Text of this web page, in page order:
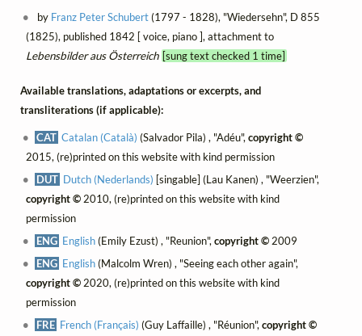
by Franz Peter Schubert(1797 - 1828), "Wiedersehn", D 855
(1825), published 1842 [ voice, piano ], attachment to
Lebensbilder aus Österreich [sung text checked 1 time]
Available translations, adaptations or excerpts, and
transliterations (if applicable):
CAT Catalan (Català) (Salvador Pila) , "Adéu",copyright ©
2015, (re)printed on this website with kind permission
DUT Dutch (Nederlands) [singable] (Lau Kanen) , "Weerzien",
copyright ©2010, (re)printed on this website with kind
permission
ENG English(Emily Ezust) , "Reunion",copyright © 2009
ENG English(Malcolm Wren) , "Seeing each other again",
copyright ©2020, (re)printed on this website with kind
permission
FRE French (Français) (Guy Laffaille) , "Réunion",copyright ©